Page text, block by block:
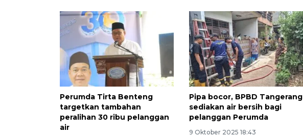
Perumda Tirta Benteng
targetkan tambahan
peralihan 30 ribu pelanggan
air
Pipa bocor, BPBD Tangerang
sediakan air bersih bagi
pelanggan Perumda
9 Oktober 2025 18:43